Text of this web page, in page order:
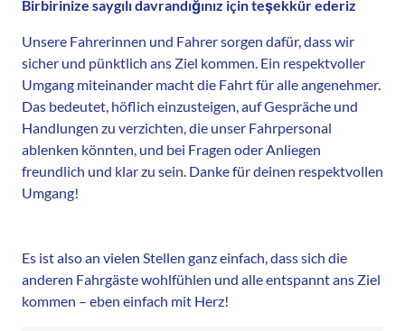
Birbirinize saygılı davrandığınız için teşekkür ederiz
Unsere Fahrerinnen und Fahrer sorgen dafür, dass wir
sicher und pünktlich ans Ziel kommen. Ein respektvoller
Umgang miteinander macht die Fahrt für alle angenehmer.
Das bedeutet, höflich einzusteigen, auf Gespräche und
Handlungen zu verzichten, die unser Fahrpersonal
ablenken könnten, und bei Fragen oder Anliegen
freundlich und klar zu sein. Danke für deinen respektvollen
Umgang!
Es ist also an vielen Stellen ganz einfach, dass sich die
anderen Fahrgäste wohlfühlen und alle entspannt ans Ziel
kommen – eben einfach mit Herz!